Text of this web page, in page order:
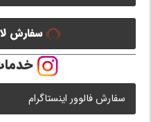
سفارش
سفارش فالوور اینستاگرام